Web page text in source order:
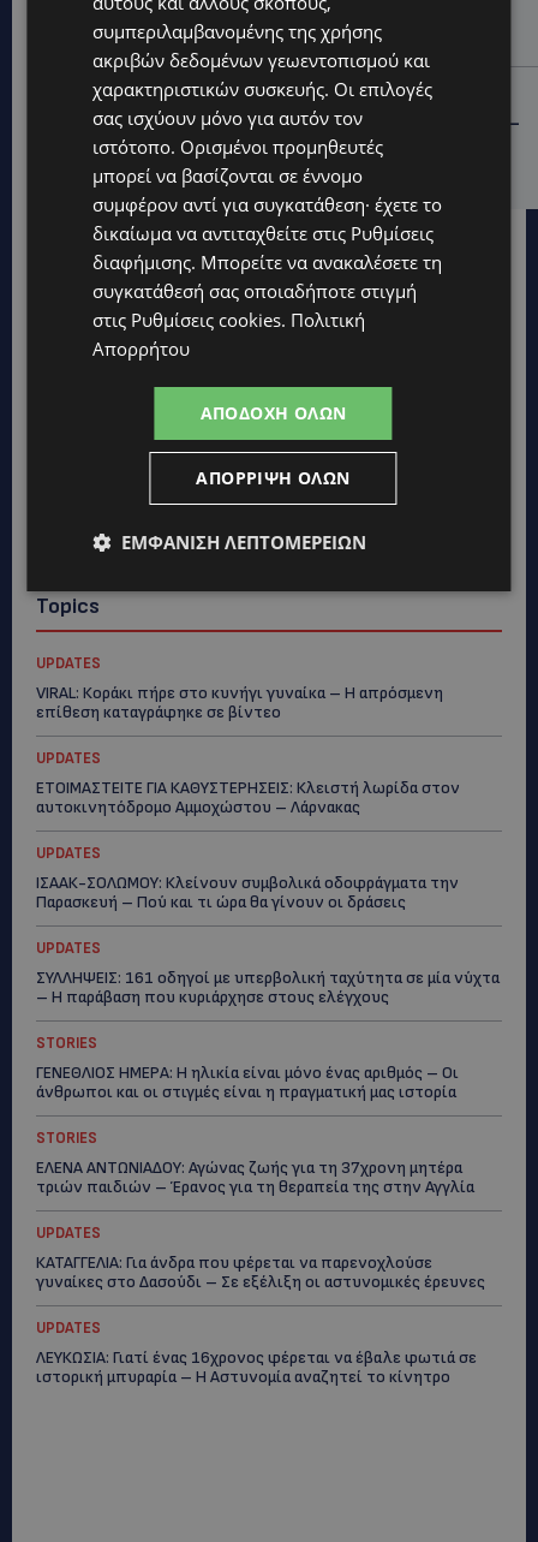
μία νύχτα – Η παράβαση που κυριάρχησε στους
ελέγχους
STORIES
ΓΕΝΕΘΛΙΟΣ ΗΜΕΡΑ: Η ηλικία είναι μόνο ένας αριθμός –
Οι άνθρωποι και οι στιγμές είναι η πραγματική μας
ιστορία
Topics
UPDATES
VIRAL: Κοράκι πήρε στο κυνήγι γυναίκα – Η απρόσμενη
επίθεση καταγράφηκε σε βίντεο
UPDATES
ΕΤΟΙΜΑΣΤΕΙΤΕ ΓΙΑ ΚΑΘΥΣΤΕΡΗΣΕΙΣ: Κλειστή λωρίδα στον
αυτοκινητόδρομο Αμμοχώστου – Λάρνακας
UPDATES
ΙΣΑΑΚ-ΣΟΛΩΜΟΥ: Κλείνουν συμβολικά οδοφράγματα την
Παρασκευή – Πού και τι ώρα θα γίνουν οι δράσεις
UPDATES
ΣΥΛΛΗΨΕΙΣ: 161 οδηγοί με υπερβολική ταχύτητα σε μία νύχτα
– Η παράβαση που κυριάρχησε στους ελέγχους
STORIES
ΓΕΝΕΘΛΙΟΣ ΗΜΕΡΑ: Η ηλικία είναι μόνο ένας αριθμός – Οι
άνθρωποι και οι στιγμές είναι η πραγματική μας ιστορία
STORIES
ΕΛΕΝΑ ΑΝΤΩΝΙΑΔΟΥ: Αγώνας ζωής για τη 37χρονη μητέρα
τριών παιδιών – Έρανος για τη θεραπεία της στην Αγγλία
UPDATES
ΚΑΤΑΓΓΕΛΙΑ: Για άνδρα που φέρεται να παρενοχλούσε
γυναίκες στο Δασούδι – Σε εξέλιξη οι αστυνομικές έρευνες
UPDATES
ΛΕΥΚΩΣΙΑ: Γιατί ένας 16χρονος φέρεται να έβαλε φωτιά σε
ιστορική μπυραρία – Η Αστυνομία αναζητεί το κίνητρο
συμπεριλαμβανομένης της χρήσης
ακριβών δεδομένων γεωεντοπισμού και
χαρακτηριστικών συσκευής. Οι επιλογές
σας ισχύουν μόνο για αυτόν τον
ιστότοπο. Ορισμένοι προμηθευτές
μπορεί να βασίζονται σε έννομο
συμφέρον αντί για συγκατάθεση· έχετε το
δικαίωμα να αντιταχθείτε στις Ρυθμίσεις
διαφήμισης. Μπορείτε να ανακαλέσετε τη
συγκατάθεσή σας οποιαδήποτε στιγμή
στις Ρυθμίσεις cookies. Πολιτική
Απορρήτου
ΑΠΟΔΟΧΉ ΌΛΩΝ
ΑΠΌΡΡΙΨΗ ΌΛΩΝ
ΕΜΦΆΝΙΣΗ ΛΕΠΤΟΜΕΡΕΙΏΝ